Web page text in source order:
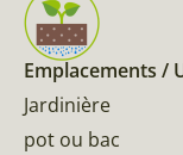
Emplacements /
Jardinière
pot ou bac